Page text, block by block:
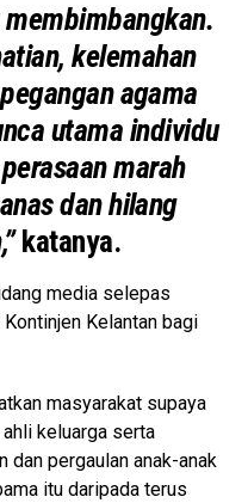
kelemahan
agama
utama individu
marah
dan hilang
katanya.
media selepas
Kelantan bagi
masyarakat supaya
keluarga serta
dan pergaulan anak-anak
itu daripada terus